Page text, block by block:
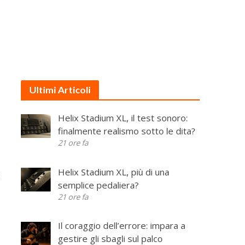
Ultimi Articoli
Helix Stadium XL, il test sonoro:
finalmente realismo sotto le dita?
21 ore fa
Helix Stadium XL, più di una
semplice pedaliera?
21 ore fa
Il coraggio dell’errore: impara a
gestire gli sbagli sul palco